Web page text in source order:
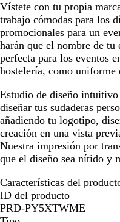
Vístete con tu propia
trabajo cómodas para los
promocionales para un
harán que el nombre de tu
perfecta para los eventos
hostelería, como uniforme
Estudio de diseño intuitivo
diseñar tus sudaderas
añadiendo tu logotipo,
creación en una vista
Nuestra impresión por
que el diseño sea nítido y
Características del
ID del producto
PRD-PY5XTWME